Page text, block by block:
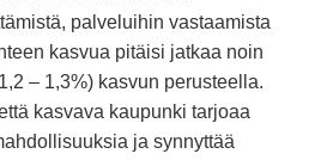
palveluihin vastaamista
kasvua pitäisi jatkaa noin
– 1,3%) kasvun perusteella.
kasvava kaupunki tarjoaa
ja synnyttää